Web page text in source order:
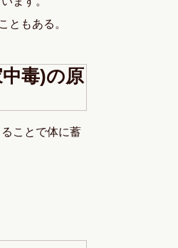
ともある。
毒)の原
ことで体に蓄